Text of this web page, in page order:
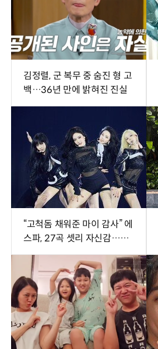
김정렬, 군 복무 중 숨진 형 고
백…36년 만에 밝혀진 진실
“고척돔 채워준 마이 감사” 에
스파, 27곡 셋리 자신감…새
투어 시작 (종합)[DA현장]